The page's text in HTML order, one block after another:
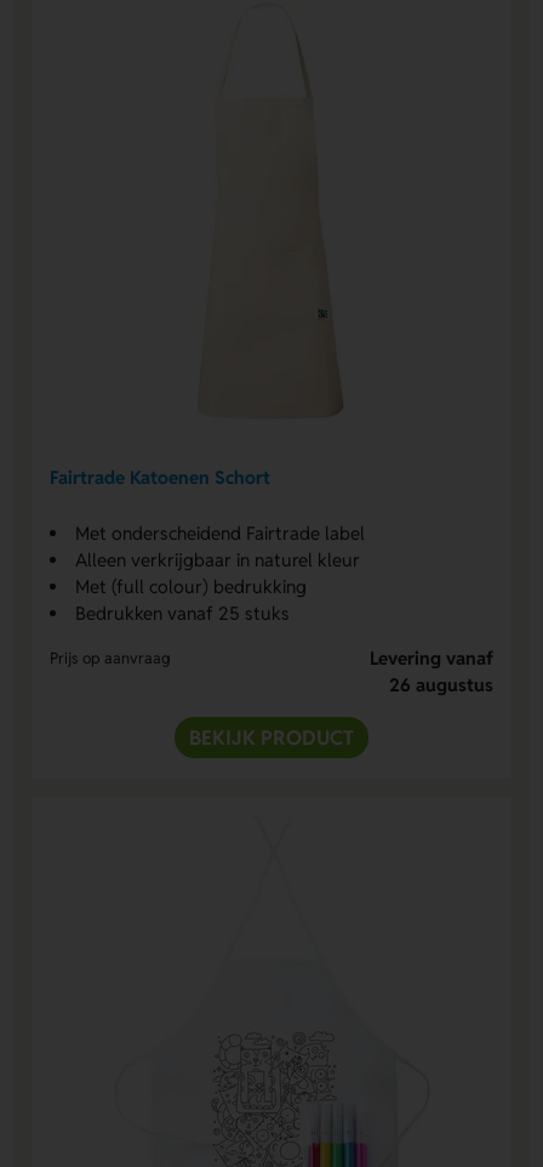
Fairtrade Katoenen Schort
Met onderscheidend Fairtrade label
Alleen verkrijgbaar in naturel kleur
Met (full colour) bedrukking
Bedrukken vanaf 25 stuks
Prijs op aanvraag
Levering vanaf
26 augustus
BEKIJK PRODUCT